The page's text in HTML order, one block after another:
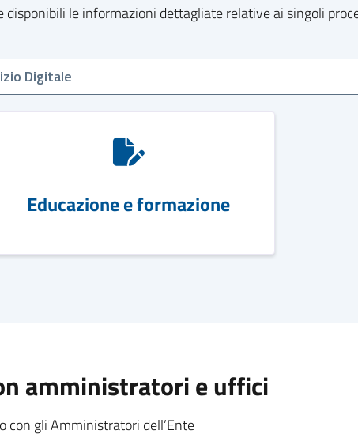
le informazioni dettagliate relative ai singoli
Educazione e formazione
amministratori e uffici
con gli Amministratori dell’Ente